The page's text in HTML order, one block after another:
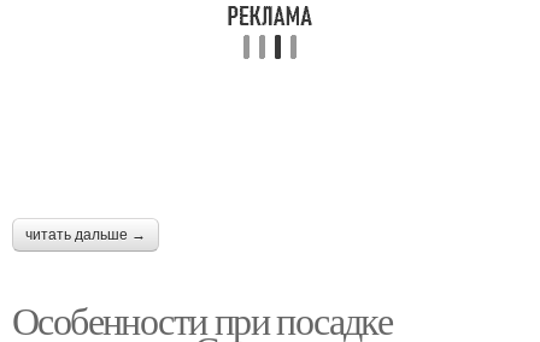
читать дальше →
Особенности при посадке